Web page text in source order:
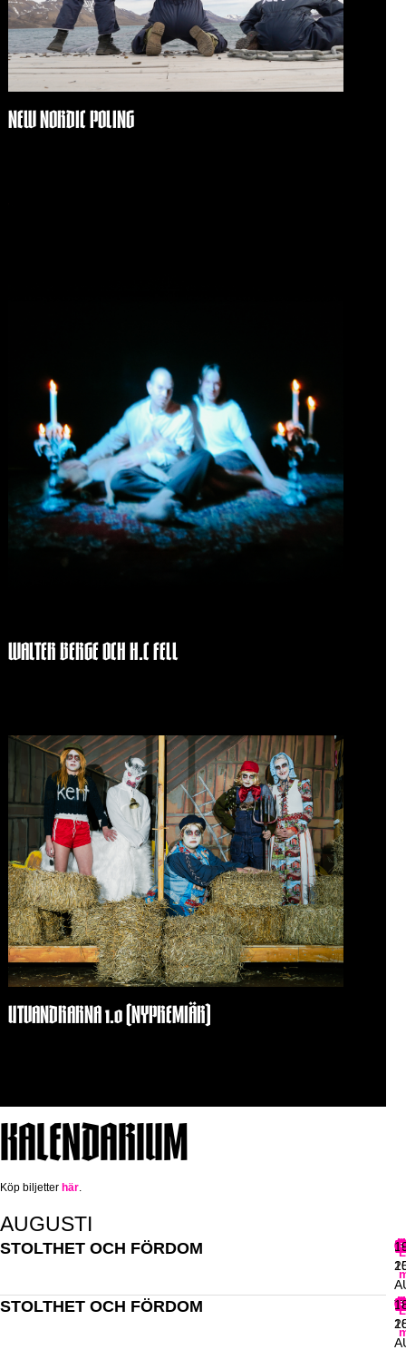
NEW NORDIC POLING
WALTER BERGE OCH H.C FELL
UTVANDRARNA 1.0 (NYPREMIÄR)
KALENDARIUM
Köp biljetter här.
AUGUSTI
STOLTHET OCH FÖRDOM
STOLTHET OCH FÖRDOM